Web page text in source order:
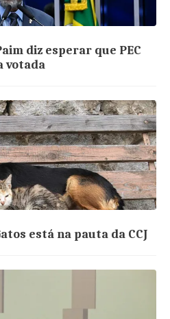
diz esperar que PEC
votada
está na pauta da CCJ